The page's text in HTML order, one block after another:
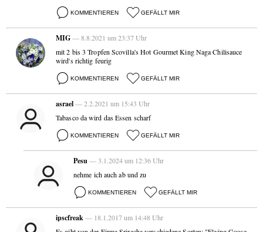
KOMMENTIEREN GEFÄLLT MIR
MIG— 8.8.2021 um 23:37 Uhr
mit 2 bis 3 Tropfen Scovilla's Hot Gourmet King Naga Chilisauce
wird's richtig feurig
KOMMENTIEREN GEFÄLLT MIR
asrael— 2.2.2021 um 15:43 Uhr
Tabasco da wird das Essen scharf
KOMMENTIEREN GEFÄLLT MIR
Pesu— 3.1.2024 um 12:36 Uhr
nehme ich auch ab und zu
KOMMENTIEREN GEFÄLLT MIR
ipscfreak— 18.1.2017 um 14:48 Uhr